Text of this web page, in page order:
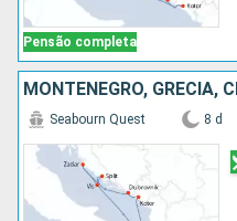
Pensão completa
MONTENEGRO, GRÉCIA,
Seabourn Quest 8 d